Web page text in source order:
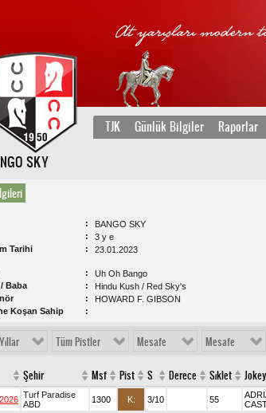
TJK Günlük Bilgiler Raporlar
SKY
BANGO SKY
3 y e
Tarihi
23.01.2023
Uh Oh Bango
Baba
Hindu Kush / Red Sky's
HOWARD F. GIBSON
Koşan Sahip
Tüm Pistler Mesafe Mesafe
Şehir Msf Pist S Derece Sıklet Jokey
Turf Paradise
ABD
1300 K: 3/10 55